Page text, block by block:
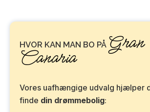
HVOR KAN MAN BO PÅ Gran
Canaria
Vores uafhængige udvalg hjælper
finde din drømmebolig: